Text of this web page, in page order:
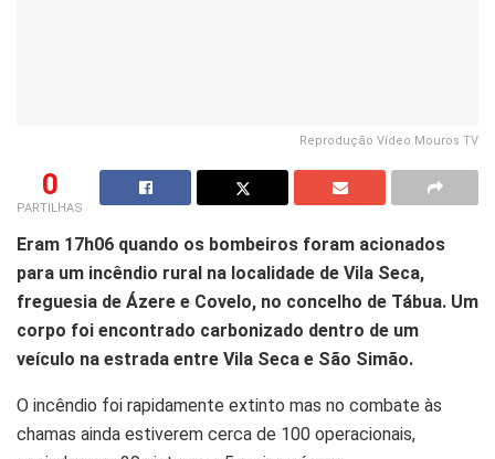
Reprodução Vídeo Mouros TV
0
PARTILHAS
Eram 17h06 quando os bombeiros foram acionados
para um incêndio rural na localidade de Vila Seca,
freguesia de Ázere e Covelo, no concelho de Tábua. Um
corpo foi encontrado carbonizado dentro de um
veículo na estrada entre Vila Seca e São Simão.
O incêndio foi rapidamente extinto mas no combate às
chamas ainda estiverem cerca de 100 operacionais,